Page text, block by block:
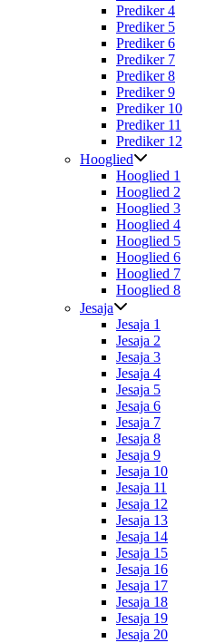
Prediker 4
Prediker 5
Prediker 6
Prediker 7
Prediker 8
Prediker 9
Prediker 10
Prediker 11
Prediker 12
Hooglied
Hooglied 1
Hooglied 2
Hooglied 3
Hooglied 4
Hooglied 5
Hooglied 6
Hooglied 7
Hooglied 8
Jesaja
Jesaja 1
Jesaja 2
Jesaja 3
Jesaja 4
Jesaja 5
Jesaja 6
Jesaja 7
Jesaja 8
Jesaja 9
Jesaja 10
Jesaja 11
Jesaja 12
Jesaja 13
Jesaja 14
Jesaja 15
Jesaja 16
Jesaja 17
Jesaja 18
Jesaja 19
Jesaja 20